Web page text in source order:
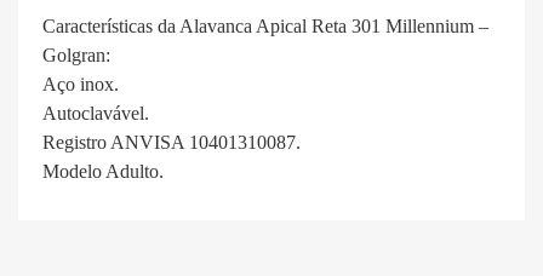
Características da Alavanca Apical Reta 301 Millennium –
Golgran:
Aço inox.
Autoclavável.
Registro ANVISA 10401310087.
Modelo Adulto.